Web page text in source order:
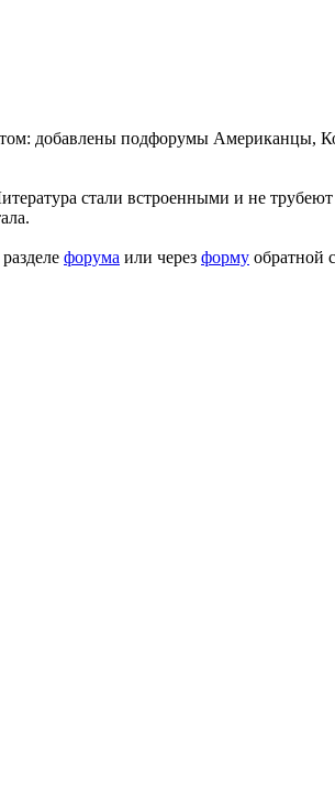
добавлены подфорумы
стали встроенными и не
форума или через форму обратной